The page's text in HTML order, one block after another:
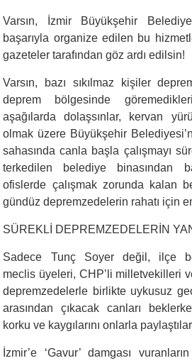
Varsın, İzmir Büyükşehir Belediye
başarıyla organize edilen bu
gazeteler tarafından göz ardı edilsin!
Varsın, bazı sıkılmaz kişiler
deprem bölgesinde
aşağılarda dolaşsınlar, kervan
olmak üzere Büyükşehir
sahasında canla başla çalışmayı
terkedilen belediye binasından
ofislerde çalışmak zorunda kalan
gündüz depremzedelerin rahatı için
SÜREKLİ DEPREMZEDELERİN
Sadece Tunç Soyer değil, ilçe
meclis üyeleri, CHP’li milletvekilleri
depremzedelerle birlikte uykusuz
arasından çıkacak canları
korku ve kaygılarını onlarla
İzmir’e ‘Gavur’ damgası